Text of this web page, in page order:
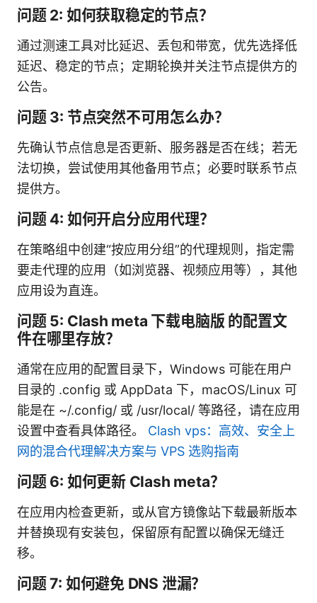
问题 2: 如何获取稳定的节点？
通过测速工具对比延迟、丢包和带宽，优先选择低
延迟、稳定的节点；定期轮换并关注节点提供方的
公告。
问题 3: 节点突然不可用怎么办？
先确认节点信息是否更新、服务器是否在线；若无
法切换，尝试使用其他备用节点；必要时联系节点
提供方。
问题 4: 如何开启分应用代理？
在策略组中创建“按应用分组”的代理规则，指定需
要走代理的应用（如浏览器、视频应用等），其他
应用设为直连。
问题 5: Clash meta 下载电脑版 的配置文
件在哪里存放？
通常在应用的配置目录下，Windows 可能在用户
目录的 .config 或 AppData 下，macOS/Linux 可
能是在 ~/.config/ 或 /usr/local/ 等路径，请在应用
设置中查看具体路径。 Clash vps：高效、安全上
网的混合代理解决方案与 VPS 选购指南
问题 6: 如何更新 Clash meta？
在应用内检查更新，或从官方镜像站下载最新版本
并替换现有安装包，保留原有配置以确保无缝迁
移。
问题 7: 如何避免 DNS 泄漏？